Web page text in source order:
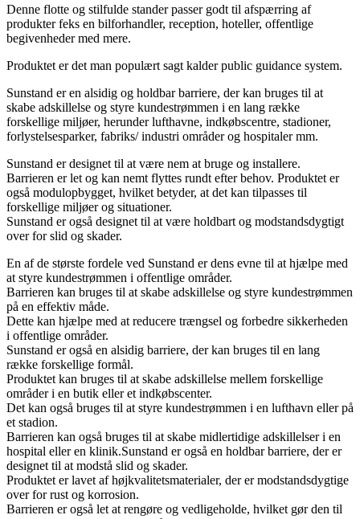
Denne flotte og stilfulde stander passer godt til afspærring af
produkter feks en bilforhandler, reception, hoteller, offentlige
begivenheder med mere.
Produktet er det man populært sagt kalder public guidance system.
Sunstand er en alsidig og holdbar barriere, der kan bruges til at
skabe adskillelse og styre kundestrømmen i en lang række
forskellige miljøer, herunder lufthavne, indkøbscentre, stadioner,
forlystelsesparker, fabriks/ industri områder og hospitaler mm.
Sunstand er designet til at være nem at bruge og installere.
Barrieren er let og kan nemt flyttes rundt efter behov. Produktet er
også modulopbygget, hvilket betyder, at det kan tilpasses til
forskellige miljøer og situationer.
Sunstand er også designet til at være holdbart og modstandsdygtigt
over for slid og skader.
En af de største fordele ved Sunstand er dens evne til at hjælpe med
at styre kundestrømmen i offentlige områder.
Barrieren kan bruges til at skabe adskillelse og styre kundestrømmen
på en effektiv måde.
Dette kan hjælpe med at reducere trængsel og forbedre sikkerheden
i offentlige områder.
Sunstand er også en alsidig barriere, der kan bruges til en lang
række forskellige formål.
Produktet kan bruges til at skabe adskillelse mellem forskellige
områder i en butik eller et indkøbscenter.
Det kan også bruges til at styre kundestrømmen i en lufthavn eller på
et stadion.
Barrieren kan også bruges til at skabe midlertidige adskillelser i en
hospital eller en klinik.Sunstand er også en holdbar barriere, der er
designet til at modstå slid og skader.
Produktet er lavet af højkvalitetsmaterialer, der er modstandsdygtige
over for rust og korrosion.
Barrieren er også let at rengøre og vedligeholde, hvilket gør den til